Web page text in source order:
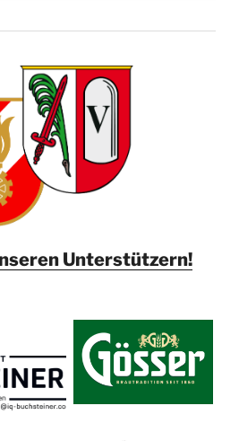
Unterstützern!